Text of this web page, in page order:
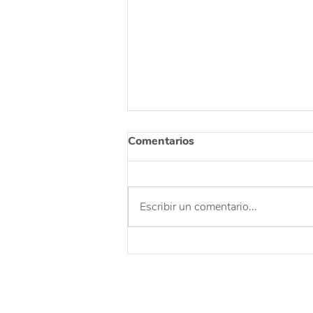
Comentarios
Escribir un comentario...